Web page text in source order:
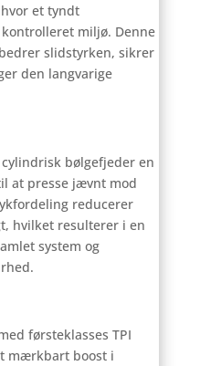
et tyndt
miljø. Denne
slidstyrken, sikrer
den langvarige
bølgefjeder en
at presse jævnt mod
reducerer
hvilket resulterer i en
system og
førsteklasses TPI
mærkbart boost i